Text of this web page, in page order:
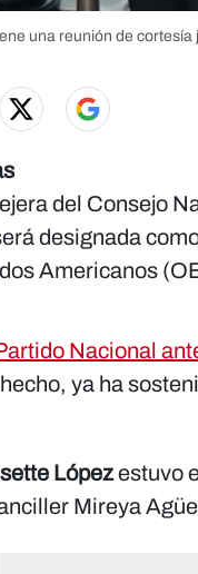
una reunión de
del Consejo
designada
Americanos
Nacional
ya ha
Lópezestuvo
Mireya